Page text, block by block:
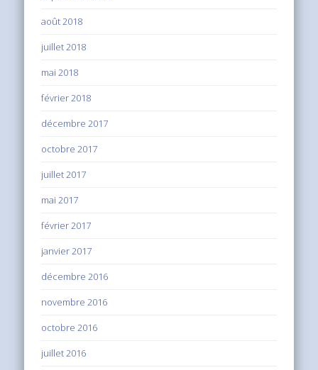
août 2018
juillet 2018
mai 2018
février 2018
décembre 2017
octobre 2017
juillet 2017
mai 2017
février 2017
janvier 2017
décembre 2016
novembre 2016
octobre 2016
juillet 2016